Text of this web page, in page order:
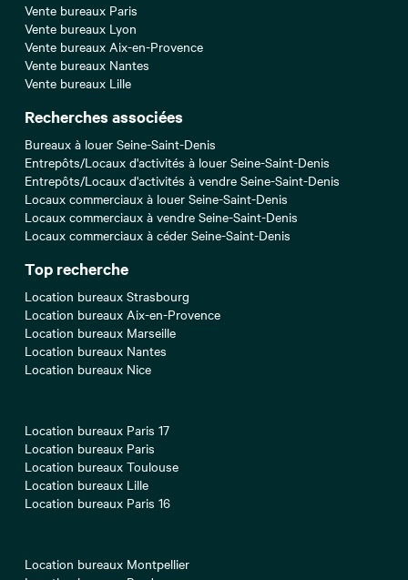
Vente bureaux Paris
Vente bureaux Lyon
Vente bureaux Aix-en-Provence
Vente bureaux Nantes
Vente bureaux Lille
Recherches associées
Bureaux à louer Seine-Saint-Denis
Entrepôts/Locaux d'activités à louer Seine-Saint-Denis
Entrepôts/Locaux d'activités à vendre Seine-Saint-Denis
Locaux commerciaux à louer Seine-Saint-Denis
Locaux commerciaux à vendre Seine-Saint-Denis
Locaux commerciaux à céder Seine-Saint-Denis
Top recherche
Location bureaux Strasbourg
Location bureaux Aix-en-Provence
Location bureaux Marseille
Location bureaux Nantes
Location bureaux Nice
Location bureaux Paris 17
Location bureaux Paris
Location bureaux Toulouse
Location bureaux Lille
Location bureaux Paris 16
Location bureaux Montpellier